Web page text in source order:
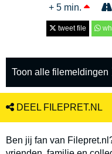
+ 5 min.
tweet file
Toon alle filemeldingen
DEEL FILEPRET.NL
Ben jij fan van